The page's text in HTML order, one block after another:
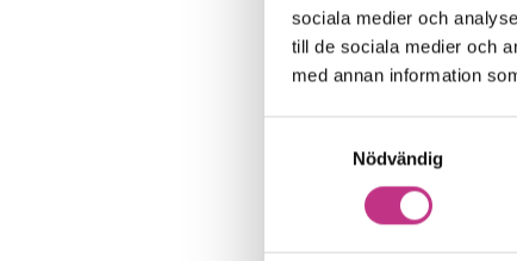
sociala medier och
till de sociala medier och
med annan information
Nödvändig
DIANA upp ett
medlemsländer.
accelerera och
satsningen.